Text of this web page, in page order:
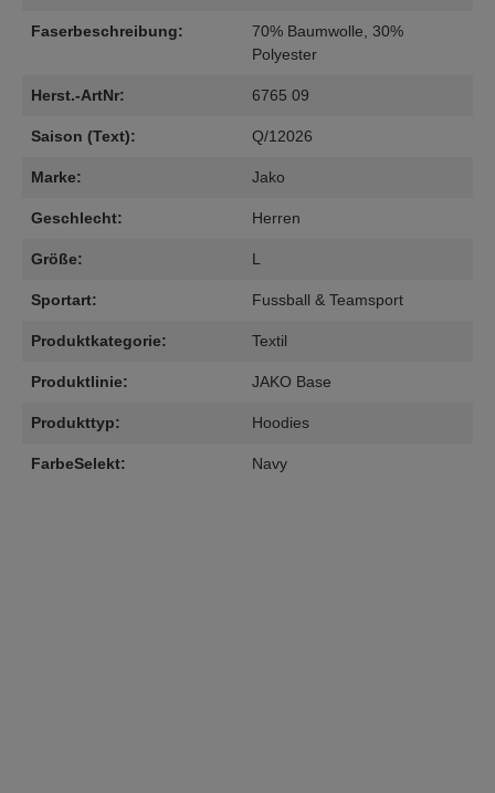
Faserbeschreibung:
70% Baumwolle, 30%
Polyester
Herst.-ArtNr: 6765 09
Saison (Text): Q/12026
Marke: Jako
Geschlecht: Herren
Größe: L
Sportart: Fussball & Teamsport
Produktkategorie: Textil
Produktlinie: JAKO Base
Produkttyp: Hoodies
FarbeSelekt: Navy